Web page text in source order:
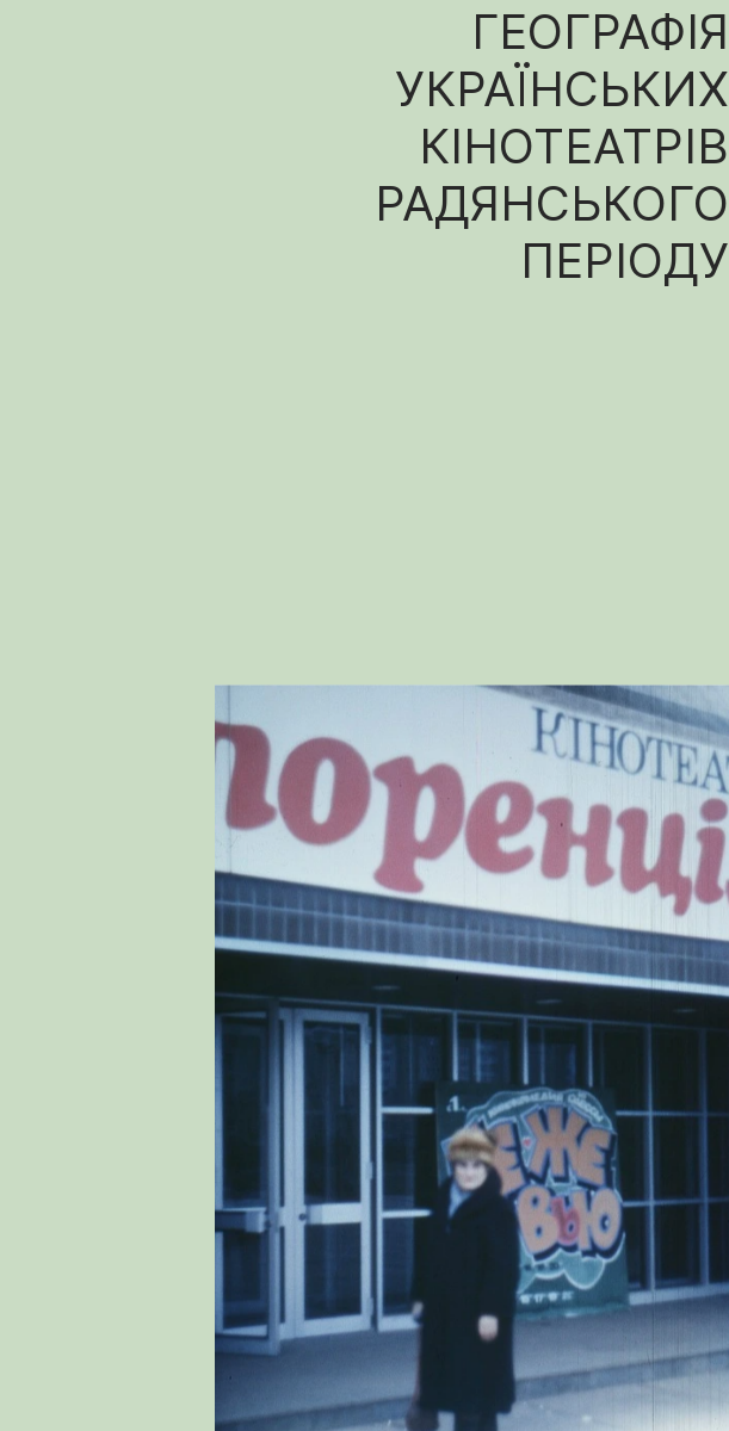
ГЕОГРАФІЯ
УКРАЇНСЬКИХ
КІНОТЕАТРІВ
РАДЯНСЬКОГО
ПЕРІОДУ